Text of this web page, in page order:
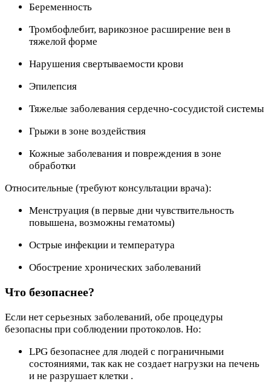
Беременность
Тромбофлебит, варикозное расширение вен в
тяжелой форме
Нарушения свертываемости крови
Эпилепсия
Тяжелые заболевания сердечно-сосудистой системы
Грыжи в зоне воздействия
Кожные заболевания и повреждения в зоне
обработки
Относительные (требуют консультации врача):
Менструация (в первые дни чувствительность
повышена, возможны гематомы)
Острые инфекции и температура
Обострение хронических заболеваний
Что безопаснее?
Если нет серьезных заболеваний, обе процедуры
безопасны при соблюдении протоколов. Но:
LPG безопаснее для людей с пограничными
состояниями, так как не создает нагрузки на печень
и не разрушает клетки .